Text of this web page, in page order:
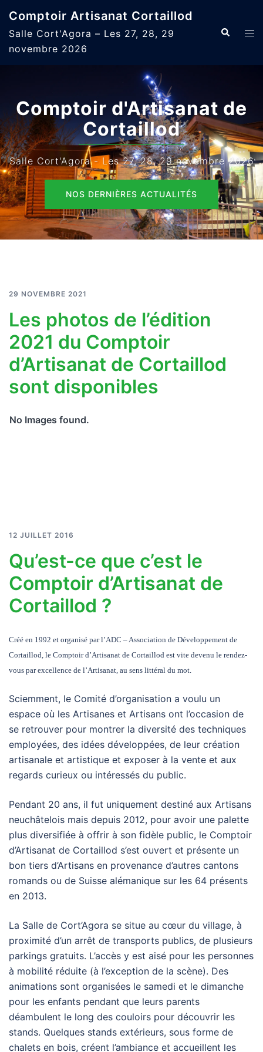
contenu
Comptoir Artisanat Cortaillod
Salle Cort'Agora – Les 27, 28, 29
novembre 2026
Comptoir d'Artisanat de
Cortaillod
Salle Cort'Agora - Les 27, 28, 29 novembre 2026
NOS DERNIÈRES ACTUALITÉS
29 NOVEMBRE 2021
Les photos de l’édition
2021 du Comptoir
d’Artisanat de Cortaillod
sont disponibles
No Images found.
12 JUILLET 2016
Qu’est-ce que c’est le
Comptoir d’Artisanat de
Cortaillod ?
Créé en 1992 et organisé par l’ADC – Association de Développement de
Cortaillod, le Comptoir d’Artisanat de Cortaillod est vite devenu le rendez-
vous par excellence de l’Artisanat, au sens littéral du mot.
Sciemment, le Comité d’organisation a voulu un
espace où les Artisanes et Artisans ont l’occasion de
se retrouver pour montrer la diversité des techniques
employées, des idées développées, de leur création
artisanale et artistique et exposer à la vente et aux
regards curieux ou intéressés du public.
Pendant 20 ans, il fut uniquement destiné aux Artisans
neuchâtelois mais depuis 2012, pour avoir une palette
plus diversifiée à offrir à son fidèle public, le Comptoir
d’Artisanat de Cortaillod s’est ouvert et présente un
bon tiers d’Artisans en provenance d’autres cantons
romands ou de Suisse alémanique sur les 64 présents
en 2013.
La Salle de Cort’Agora se situe au cœur du village, à
proximité d’un arrêt de transports publics, de plusieurs
parkings gratuits. L’accès y est aisé pour les personnes
à mobilité réduite (à l’exception de la scène). Des
animations sont organisées le samedi et le dimanche
pour les enfants pendant que leurs parents
déambulent le long des couloirs pour découvrir les
stands. Quelques stands extérieurs, sous forme de
chalets en bois, créent l’ambiance et accueillent les